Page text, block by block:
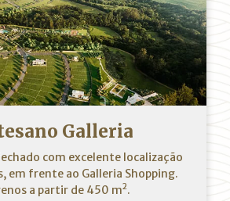
Galleria
com excelente localização
em frente ao Galleria Shopping.
a partir de 450 m2.